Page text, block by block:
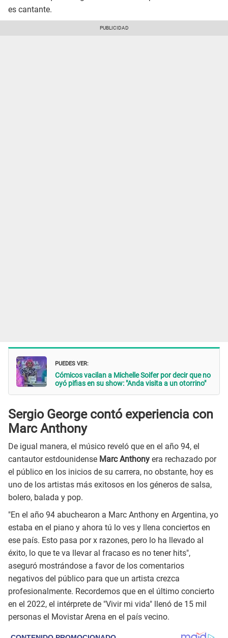
es cantante.
PUEDES VER:
Cómicos vacilan a Michelle Soifer por decir que no
oyó pifias en su show: "Anda visita a un otorrino"
Sergio George contó experiencia con
Marc Anthony
De igual manera, el músico reveló que en el año 94, el
cantautor estdounidense Marc Anthony era rechazado por
el público en los inicios de su carrera, no obstante, hoy es
uno de los artistas más exitosos en los géneros de salsa,
bolero, balada y pop.
"En el año 94 abuchearon a Marc Anthony en Argentina, yo
estaba en el piano y ahora tú lo ves y llena conciertos en
ese país. Esto pasa por x razones, pero lo ha llevado al
éxito, lo que te va llevar al fracaso es no tener hits",
aseguró mostrándose a favor de los comentarios
negativos del público para que un artista crezca
profesionalmente. Recordemos que en el último concierto
en el 2022, el intérprete de "Vivir mi vida" llenó de 15 mil
personas el Movistar Arena en el país vecino.